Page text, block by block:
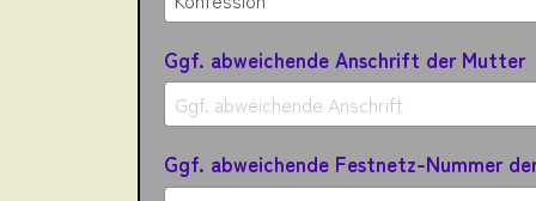
Ggf. abweichende Anschrift der Mutter
Ggf. abweichende Festnetz-Nummer